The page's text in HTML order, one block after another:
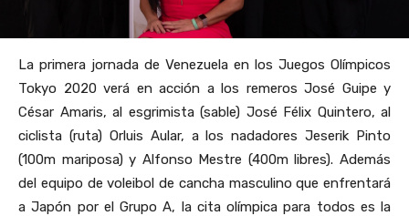
La primera jornada de Venezuela en los Juegos Olímpicos
Tokyo 2020 verá en acción a los remeros José Guipe y
César Amaris, al esgrimista (sable) José Félix Quintero, al
ciclista (ruta) Orluis Aular, a los nadadores Jeserik Pinto
(100m mariposa) y Alfonso Mestre (400m libres). Además
del equipo de voleibol de cancha masculino que enfrentará
a Japón por el Grupo A, la cita olímpica para todos es la